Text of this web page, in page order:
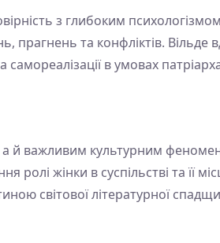
з глибоким
та конфліктів. Вільде
в умовах
а й важливим культурним
ролі жінки в суспільстві та її
світової літературної